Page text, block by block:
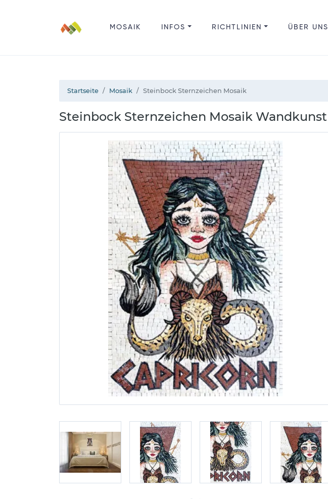
MOSAIK INFOS RICHTLINIEN ÜBER UNS
Startseite Mosaik Steinbock Sternzeichen Mosaik
Steinbock Sternzeichen Mosaik Wandkunst